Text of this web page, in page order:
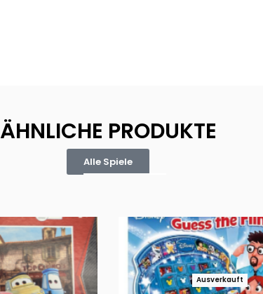
ÄHNLICHE PRODUKTE
Alle Spiele
Ausverkauft